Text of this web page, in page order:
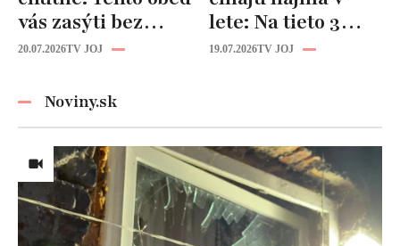
vás zasýti bez
zbytočných kalórií
20.07.2026TV JOJ
lete: Na tieto 3
pravidlá pri jedle
19.07.2026TV JOJ
Noviny.sk